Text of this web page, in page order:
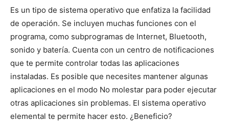
Es un tipo de sistema operativo que enfatiza la facilidad
de operación. Se incluyen muchas funciones con el
programa, como subprogramas de Internet, Bluetooth,
sonido y batería. Cuenta con un centro de notificaciones
que te permite controlar todas las aplicaciones
instaladas. Es posible que necesites mantener algunas
aplicaciones en el modo No molestar para poder ejecutar
otras aplicaciones sin problemas. El sistema operativo
elemental te permite hacer esto. ¿Beneficio?